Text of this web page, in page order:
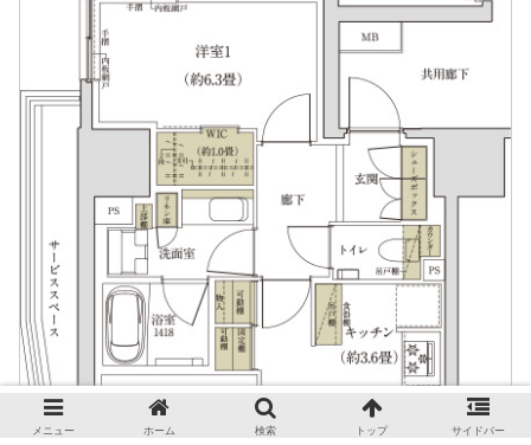
メニュー ホーム 検索 トップ サイドバー